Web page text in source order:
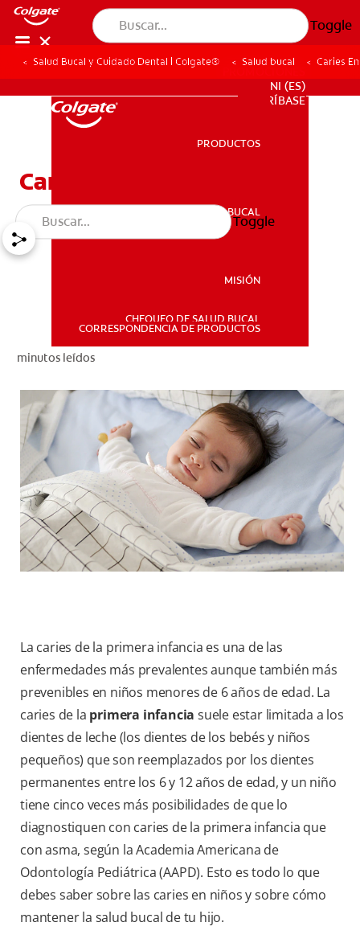
Toggle
SALUD BUCAL
CORRESPONDENCIA DE PRODUCTOS
PROMOCIONES
NI (ES)
SUSCRÍBASE
NI (ES)
SUSCRÍBASE
PRODUCTOS
SALUD BUCAL
MISIÓN
CHEQUEO DE SALUD BUCAL
CORRESPONDENCIA DE PRODUCTOS
Toggle
Salud Bucal y Cuidado Dental | Colgate® Salud bucal Caries
Caries En Niños: ¿Qué Es?
minutos leídos
La caries de la primera infancia es una de las
enfermedades más prevalentes aunque también más
prevenibles en niños menores de 6 años de edad. La
caries de la primera infancia suele estar limitada a los
dientes de leche (los dientes de los bebés y niños
pequeños) que son reemplazados por los dientes
permanentes entre los 6 y 12 años de edad, y un niño
tiene cinco veces más posibilidades de que lo
diagnostiquen con caries de la primera infancia que
con asma, según la Academia Americana de
Odontología Pediátrica (AAPD). Esto es todo lo que
debes saber sobre las caries en niños y sobre cómo
mantener la salud bucal de tu hijo.